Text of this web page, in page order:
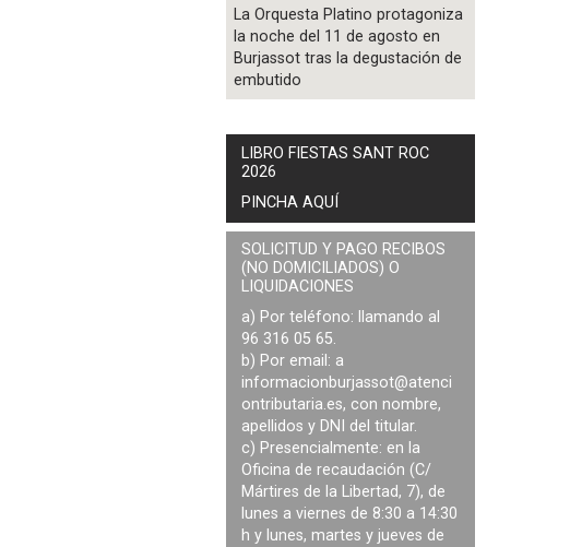
La Orquesta Platino protagoniza
la noche del 11 de agosto en
Burjassot tras la degustación de
embutido
LIBRO FIESTAS SANT ROC
2026
PINCHA AQUÍ
SOLICITUD Y PAGO RECIBOS
(NO DOMICILIADOS) O
LIQUIDACIONES
a) Por teléfono: llamando al
96 316 05 65.
b) Por email: a
informacionburjassot@atenci
ontributaria.es, con nombre,
apellidos y DNI del titular.
c) Presencialmente: en la
Oficina de recaudación (C/
Mártires de la Libertad, 7), de
lunes a viernes de 8:30 a 14:30
h y lunes, martes y jueves de